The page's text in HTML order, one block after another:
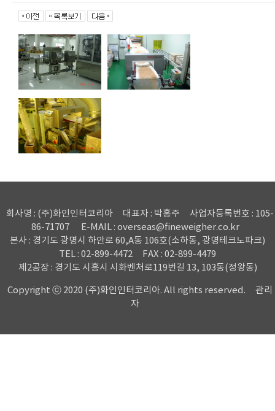
회사명 : (주)화인인터코리아 대표자 : 박홍주
사업자등록번호 : 105-
86-71707
E-MAIL : overseas@fineweigher.co.kr
본사 : 경기도 광명시 하안로 60,A동 106호(소하동, 광명테크노파크)
TEL : 02-899-4472
FAX : 02-899-4479
제2공장 : 경기도 시흥시 시화벤처로119번길 13, 103동(정왕동)
Copyright ⓒ 2020 (주)화인인터코리아. All rights reserved.
관리
자